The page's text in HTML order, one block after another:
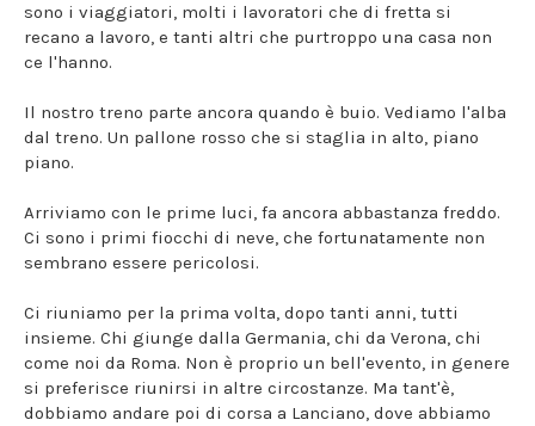
sono i viaggiatori, molti i lavoratori che di fretta si
recano a lavoro, e tanti altri che purtroppo una casa non
ce l'hanno.
Il nostro treno parte ancora quando è buio. Vediamo l'alba
dal treno. Un pallone rosso che si staglia in alto, piano
piano.
Arriviamo con le prime luci, fa ancora abbastanza freddo.
Ci sono i primi fiocchi di neve, che fortunatamente non
sembrano essere pericolosi.
Ci riuniamo per la prima volta, dopo tanti anni, tutti
insieme. Chi giunge dalla Germania, chi da Verona, chi
come noi da Roma. Non è proprio un bell'evento, in genere
si preferisce riunirsi in altre circostanze. Ma tant'è,
dobbiamo andare poi di corsa a Lanciano, dove abbiamo